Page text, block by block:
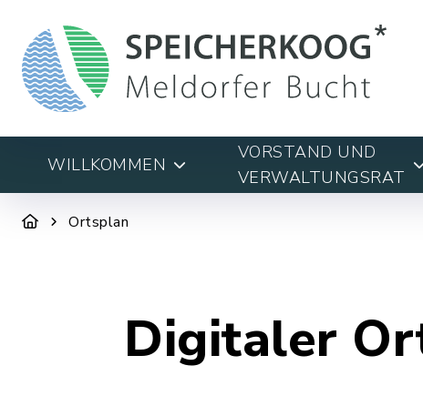
WILLKOMMEN
VORSTAND UND
VERWALTUNGSRAT
Ortsplan
Digitaler